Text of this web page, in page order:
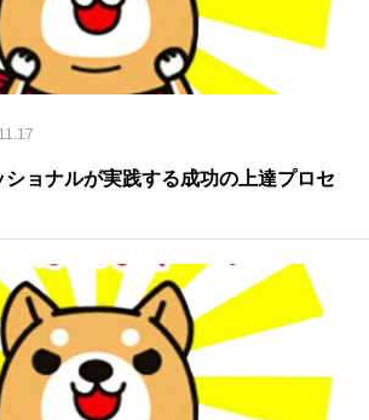
ョナルが実践する成功の上達プロセ